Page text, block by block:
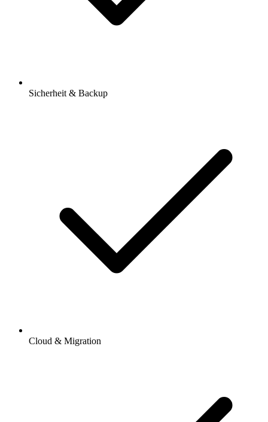
Sicherheit & Backup
Cloud & Migration